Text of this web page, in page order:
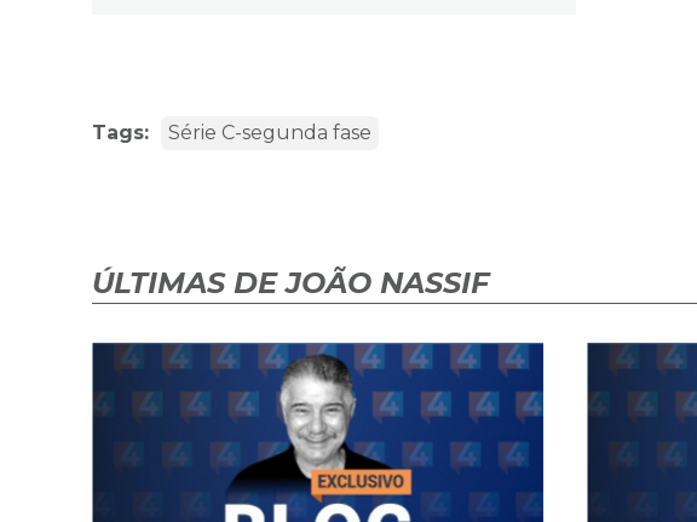
Tags: Série C-segunda fase
ÚLTIMAS DE JOÃO NASSIF